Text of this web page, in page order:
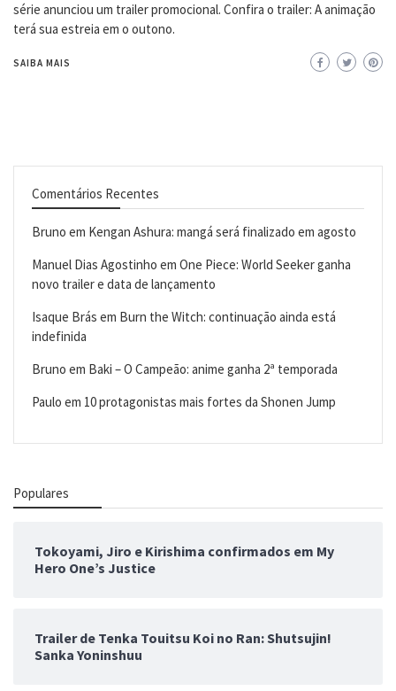
série anunciou um trailer promocional. Confira o trailer: A animação
terá sua estreia em o outono.
SAIBA MAIS
Comentários Recentes
Bruno em Kengan Ashura: mangá será finalizado em agosto
Manuel Dias Agostinho em One Piece: World Seeker ganha
novo trailer e data de lançamento
Isaque Brás em Burn the Witch: continuação ainda está
indefinida
Bruno em Baki – O Campeão: anime ganha 2ª temporada
Paulo em 10 protagonistas mais fortes da Shonen Jump
Populares
Tokoyami, Jiro e Kirishima confirmados em My
Hero One’s Justice
Trailer de Tenka Touitsu Koi no Ran: Shutsujin!
Sanka Yoninshuu